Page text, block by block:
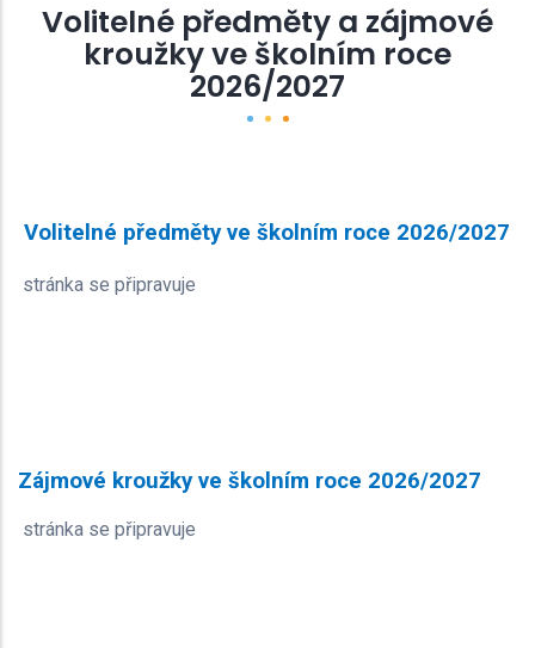
Volitelné předměty a zájmové
kroužky ve školním roce
2026/2027
Volitelné předměty ve školním roce 2026/2027
stránka se připravuje
Zájmové kroužky ve školním roce 2026/2027
stránka se připravuje